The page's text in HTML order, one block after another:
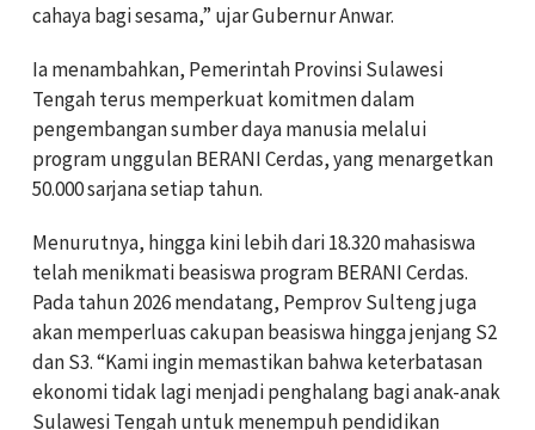
cahaya bagi sesama,” ujar Gubernur Anwar.
Ia menambahkan, Pemerintah Provinsi Sulawesi
Tengah terus memperkuat komitmen dalam
pengembangan sumber daya manusia melalui
program unggulan BERANI Cerdas, yang menargetkan
50.000 sarjana setiap tahun.
Menurutnya, hingga kini lebih dari 18.320 mahasiswa
telah menikmati beasiswa program BERANI Cerdas.
Pada tahun 2026 mendatang, Pemprov Sulteng juga
akan memperluas cakupan beasiswa hingga jenjang S2
dan S3. “Kami ingin memastikan bahwa keterbatasan
ekonomi tidak lagi menjadi penghalang bagi anak-anak
Sulawesi Tengah untuk menempuh pendidikan